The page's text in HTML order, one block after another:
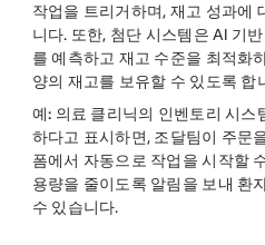
작업을 트리거하며, 재고 성과에
니다. 또한, 첨단 시스템은 AI 기
를 예측하고 재고 수준을 최적화
양의 재고를 보유할 수 있도록 합
예: 의료 클리닉의 인벤토리 시스
하다고 표시하면, 조달팀이 주문
폼에서 자동으로 작업을 시작할
용량을 줄이도록 알림을 보내 환
수 있습니다.